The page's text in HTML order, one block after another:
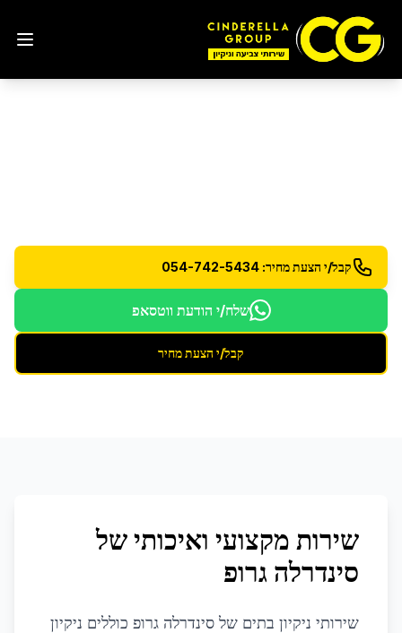
קבל/י הצעת מחיר: 054-742-5434
שלח/י הודעת ווטסאפ
קבל/י הצעת מחיר
שירות מקצועי ואיכותי של
סינדרלה גרופ
שירותי ניקיון בתים של סינדרלה גרופ כוללים ניקיון